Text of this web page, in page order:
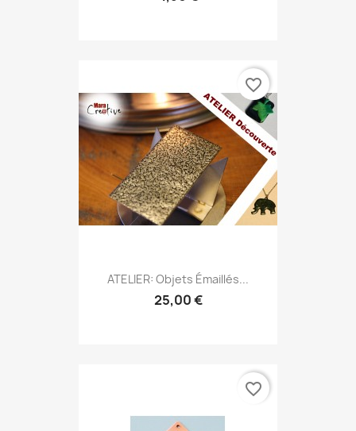
ATELIER: Objets Émaillés...
25,00 €
favorite_border
favorite_border